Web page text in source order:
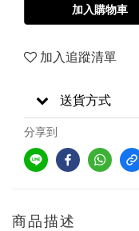
加入購物車
加入追蹤清單
送貨方式
分享到
商品描述